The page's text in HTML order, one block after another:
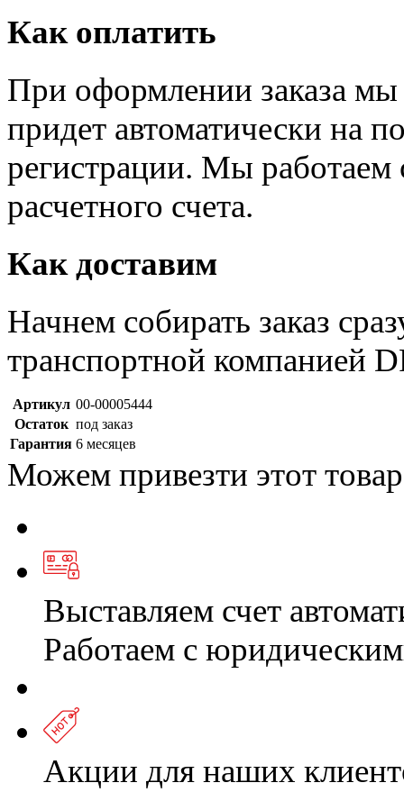
Как оплатить
При оформлении заказа
придет автоматически на
регистрации. Мы
расчетного счета.
Как доставим
Начнем собирать заказ
транспортной компанией
Артикул 00-00005444
Остаток под заказ
Гарантия 6 месяцев
Можем привезти этот
Выставляем счет
Работаем с
Акции для наших